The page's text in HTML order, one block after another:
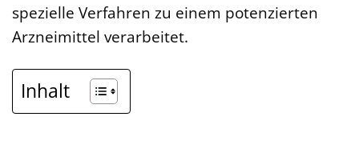
spezielle Verfahren zu einem potenzierten
Arzneimittel verarbeitet.
Inhalt